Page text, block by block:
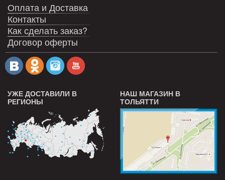
Оплата и Доставка
Контакты
Как сделать заказ?
Договор оферты
УЖЕ ДОСТАВИЛИ В
РЕГИОНЫ
НАШ МАГАЗИН В
ТОЛЬЯТТИ